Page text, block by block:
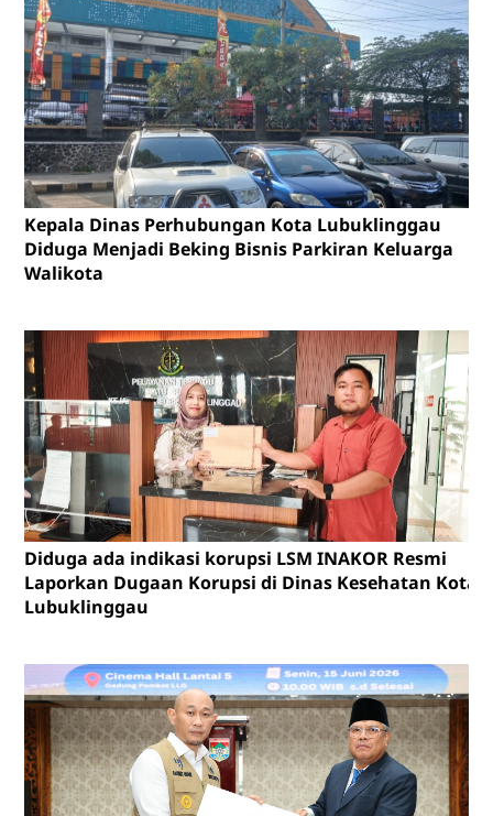
Kepala Dinas Perhubungan Kota Lubuklinggau
Diduga Menjadi Beking Bisnis Parkiran Keluarga
Walikota
Diduga ada indikasi korupsi LSM INAKOR Resmi
Laporkan Dugaan Korupsi di Dinas Kesehatan Kota
Lubuklinggau